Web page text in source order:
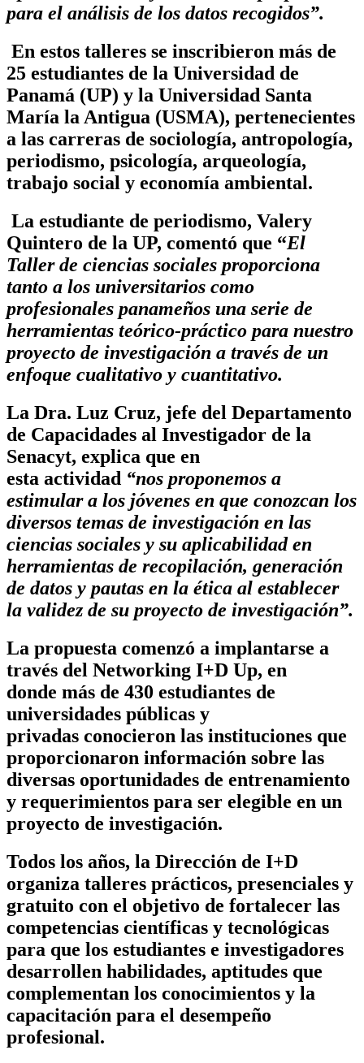
para el análisis de los datos recogidos”.
En estos talleres se inscribieron más de
25 estudiantes de la Universidad de
Panamá (UP) y la Universidad Santa
María la Antigua (USMA), pertenecientes
a las carreras de sociología, antropología,
periodismo, psicología, arqueología,
trabajo social y economía ambiental.
La estudiante de periodismo, Valery
Quintero de la UP, comentó que “El
Taller de ciencias sociales proporciona
tanto a los universitarios como
profesionales panameños una serie de
herramientas teórico-práctico para nuestro
proyecto de investigación a través de un
enfoque cualitativo y cuantitativo.
La Dra. Luz Cruz, jefe del Departamento
de Capacidades al Investigador de la
Senacyt, explica que en
esta actividad “nos proponemos a
estimular a los jóvenes en que conozcan los
diversos temas de investigación en las
ciencias sociales y su aplicabilidad en
herramientas de recopilación, generación
de datos y pautas en la ética al establecer
la validez de su proyecto de investigación”.
La propuesta comenzó a implantarse a
través del Networking I+D Up, en
donde más de 430 estudiantes de
universidades públicas y
privadas conocieron las instituciones que
proporcionaron información sobre las
diversas oportunidades de entrenamiento
y requerimientos para ser elegible en un
proyecto de investigación.
Todos los años, la Dirección de I+D
organiza talleres prácticos, presenciales y
gratuito con el objetivo de fortalecer las
competencias científicas y tecnológicas
para que los estudiantes e investigadores
desarrollen habilidades, aptitudes que
complementan los conocimientos y la
capacitación para el desempeño
profesional.